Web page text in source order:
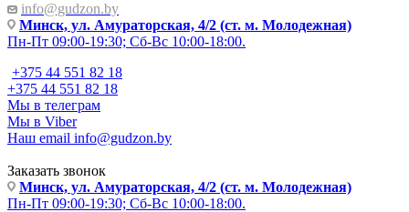
info@gudzon.by
Минск, ул. Амураторская, 4/2 (ст. м. Молодежная)
Пн-Пт 09:00-19:30; Сб-Вс 10:00-18:00.
+375 44 551 82 18
+375 44 551 82 18
Мы в телеграм
Мы в Viber
Наш email info@gudzon.by
Заказать звонок
Минск, ул. Амураторская, 4/2 (ст. м. Молодежная)
Пн-Пт 09:00-19:30; Сб-Вс 10:00-18:00.